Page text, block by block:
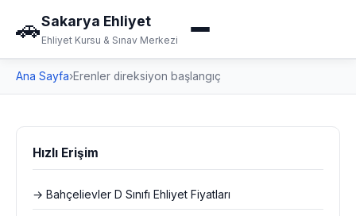
🚗Sakarya Ehliyet
Ehliyet Kursu & Sınav Merkezi
Ana Sayfa›Erenler direksiyon başlangıç
Hızlı Erişim
→ Bahçelievler D Sınıfı Ehliyet Fiyatları